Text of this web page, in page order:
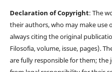
Declaration of Copyright: The
their authors, who may make use
always citing the original
Filosofia, volume, issue, pages).
are fully responsible for them; the